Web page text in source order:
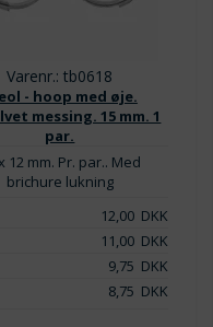
Varenr.: tb0618
- hoop med øje.
messing. 15 mm. 1
par.
12 mm. Pr. par.. Med
brichure lukning
12,00DKK
11,00DKK
9,75 DKK
8,75 DKK